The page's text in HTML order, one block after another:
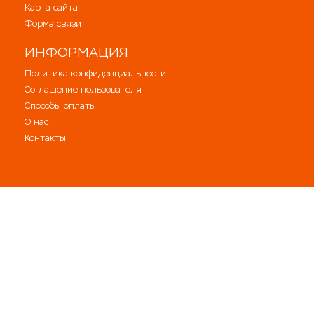
Карта сайта
Форма связи
ИНФОРМАЦИЯ
Политика конфиденциальности
Соглашение пользователя
Способы оплаты
О нас
Контакты